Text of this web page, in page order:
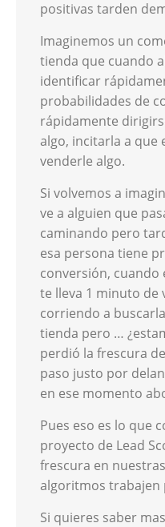
positivas tarden
Imaginemos un
tienda que cuando
identificar
probabilidades de
rápidamente
algo, incitarla a que
venderle algo.
Si volvemos a
ve a alguien que
caminando pero
esa persona tiene
conversión, cuando
te lleva 1 minuto de
corriendo a
tienda pero …
perdió la frescura
paso justo por
en ese momento
Pues eso es lo que
proyecto de Lead
frescura en
algoritmos trabajen
Si quieres saber